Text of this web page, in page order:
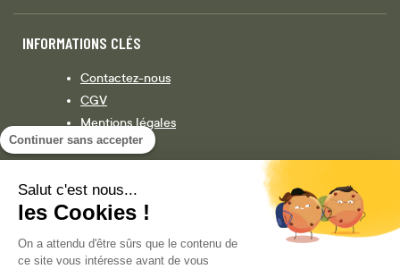
Continuer sans accepter
Salut c'est nous...
les Cookies !
On a attendu d'être sûrs que le contenu de
ce site vous intéresse avant de vous
INFORMATIONS CLÉS
Contactez-nous
CGV
Mentions légales
Législation
Facebook Instagram